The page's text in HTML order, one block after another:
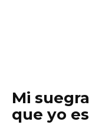
Mi
que yo